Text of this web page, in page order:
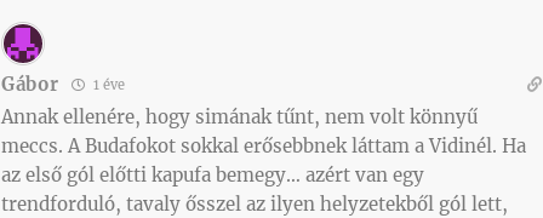
Gábor 1 éve
Annak ellenére, hogy simának tűnt, nem volt könnyű
meccs. A Budafokot sokkal erősebbnek láttam a Vidinél. Ha
az első gól előtti kapufa bemegy… azért van egy
trendforduló, tavaly ősszel az ilyen helyzetekből gól lett,